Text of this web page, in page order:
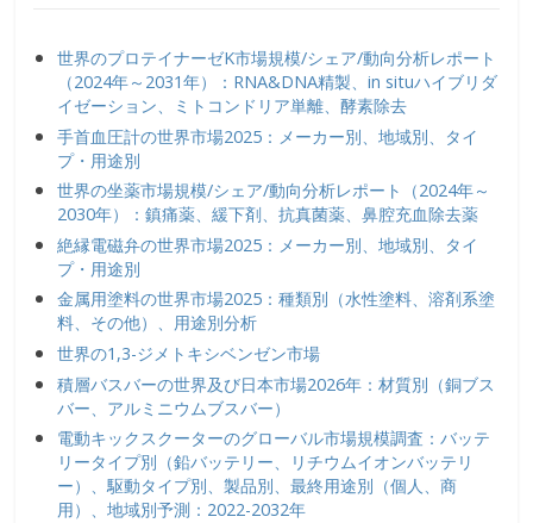
世界のプロテイナーゼK市場規模/シェア/動向分析レポート
（2024年～2031年）：RNA&DNA精製、in situハイブリダ
イゼーション、ミトコンドリア単離、酵素除去
手首血圧計の世界市場2025：メーカー別、地域別、タイ
プ・用途別
世界の坐薬市場規模/シェア/動向分析レポート（2024年～
2030年）：鎮痛薬、緩下剤、抗真菌薬、鼻腔充血除去薬
絶縁電磁弁の世界市場2025：メーカー別、地域別、タイ
プ・用途別
金属用塗料の世界市場2025：種類別（水性塗料、溶剤系塗
料、その他）、用途別分析
世界の1,3-ジメトキシベンゼン市場
積層バスバーの世界及び日本市場2026年：材質別（銅ブス
バー、アルミニウムブスバー）
電動キックスクーターのグローバル市場規模調査：バッテ
リータイプ別（鉛バッテリー、リチウムイオンバッテリ
ー）、駆動タイプ別、製品別、最終用途別（個人、商
用）、地域別予測：2022-2032年